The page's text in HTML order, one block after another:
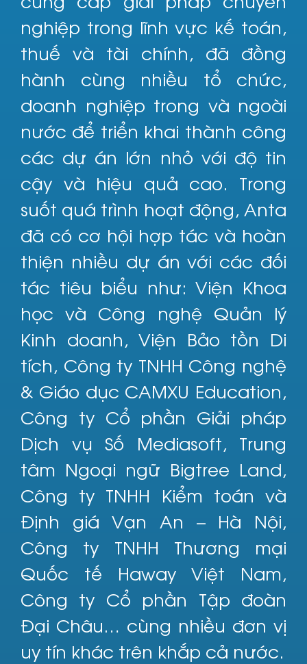
nghiệp trong lĩnh vực kế toán,
thuế và tài chính, đã đồng
hành cùng nhiều tổ chức,
doanh nghiệp trong và ngoài
nước để triển khai thành công
các dự án lớn nhỏ với độ tin
cậy và hiệu quả cao. Trong
suốt quá trình hoạt động, Anta
đã có cơ hội hợp tác và hoàn
thiện nhiều dự án với các đối
tác tiêu biểu như: Viện Khoa
học và Công nghệ Quản lý
Kinh doanh, Viện Bảo tồn Di
tích, Công ty TNHH Công nghệ
& Giáo dục CAMXU Education,
Công ty Cổ phần Giải pháp
Dịch vụ Số Mediasoft, Trung
tâm Ngoại ngữ Bigtree Land,
Công ty TNHH Kiểm toán và
Định giá Vạn An – Hà Nội,
Công ty TNHH Thương mại
Quốc tế Haway Việt Nam,
Công ty Cổ phần Tập đoàn
Đại Châu… cùng nhiều đơn vị
uy tín khác trên khắp cả nước.